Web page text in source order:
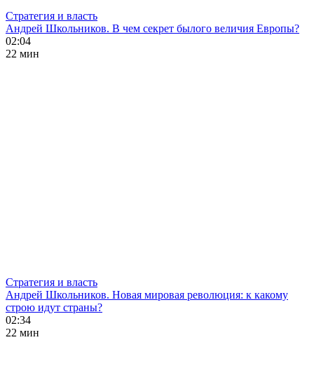
Стратегия и власть
Андрей Школьников. В чем секрет былого величия Европы?
02:04
22 мин
Стратегия и власть
Андрей Школьников. Новая мировая революция: к какому
строю идут страны?
02:34
22 мин